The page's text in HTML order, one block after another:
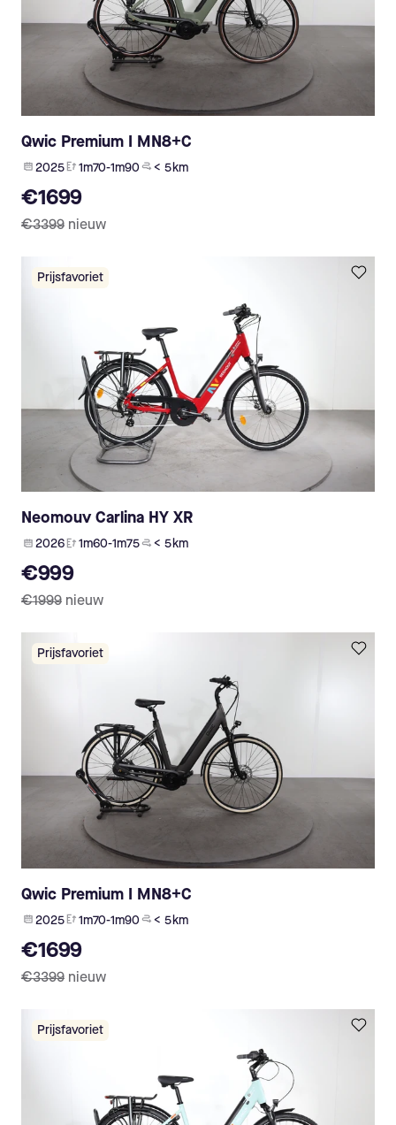
Qwic Premium I MN8+C
2025 1m70-1m90 < 5 km
€1699
€3399 nieuw
Prijsfavoriet
Neomouv Carlina HY XR
2026 1m60-1m75 < 5 km
€999
€1999 nieuw
Prijsfavoriet
Qwic Premium I MN8+C
2025 1m70-1m90 < 5 km
€1699
€3399 nieuw
Prijsfavoriet